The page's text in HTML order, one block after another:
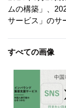
ムの構築」、
サービス」のサ
すべての画像